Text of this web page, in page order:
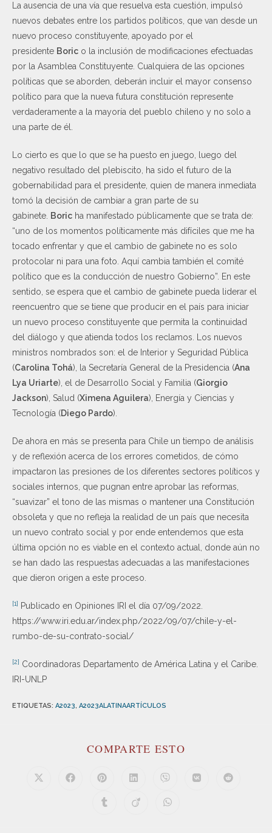
La ausencia de una vía que resuelva esta cuestión, impulsó
nuevos debates entre los partidos políticos, que van desde un
nuevo proceso constituyente, apoyado por el
presidente Boric o la inclusión de modificaciones efectuadas
por la Asamblea Constituyente. Cualquiera de las opciones
políticas que se aborden, deberán incluir el mayor consenso
político para que la nueva futura constitución represente
verdaderamente a la mayoría del pueblo chileno y no solo a
una parte de él.
Lo cierto es que lo que se ha puesto en juego, luego del
negativo resultado del plebiscito, ha sido el futuro de la
gobernabilidad para el presidente, quien de manera inmediata
tomó la decisión de cambiar a gran parte de su
gabinete. Boric ha manifestado públicamente que se trata de:
“uno de los momentos políticamente más difíciles que me ha
tocado enfrentar y que el cambio de gabinete no es solo
protocolar ni para una foto. Aquí cambia también el comité
político que es la conducción de nuestro Gobierno”. En este
sentido, se espera que el cambio de gabinete pueda liderar el
reencuentro que se tiene que producir en el país para iniciar
un nuevo proceso constituyente que permita la continuidad
del diálogo y que atienda todos los reclamos. Los nuevos
ministros nombrados son: el de Interior y Seguridad Pública
(Carolina Tohá), la Secretaría General de la Presidencia (Ana
Lya Uriarte), el de Desarrollo Social y Familia (Giorgio
Jackson), Salud (Ximena Aguilera), Energía y Ciencias y
Tecnología (Diego Pardo).
De ahora en más se presenta para Chile un tiempo de análisis
y de reflexión acerca de los errores cometidos, de cómo
impactaron las presiones de los diferentes sectores políticos y
sociales internos, que pugnan entre aprobar las reformas,
“suavizar” el tono de las mismas o mantener una Constitución
obsoleta y que no refleja la realidad de un país que necesita
un nuevo contrato social y por ende entendemos que esta
última opción no es viable en el contexto actual, donde aún no
se han dado las respuestas adecuadas a las manifestaciones
que dieron origen a este proceso.
[1] Publicado en Opiniones IRI el día 07/09/2022.
https://www.iri.edu.ar/index.php/2022/09/07/chile-y-el-
rumbo-de-su-contrato-social/
[2] Coordinadoras Departamento de América Latina y el Caribe.
IRI-UNLP
ETIQUETAS: A2023, A2023ALATINAARTÍCULOS
COMPARTE ESTO